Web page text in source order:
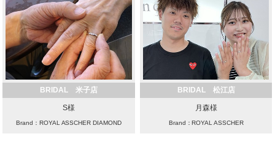
BRIDAL 米子店
S様
Brand：ROYAL ASSCHER DIAMOND
BRIDAL 松江店
月森様
Brand：ROYAL ASSCHER